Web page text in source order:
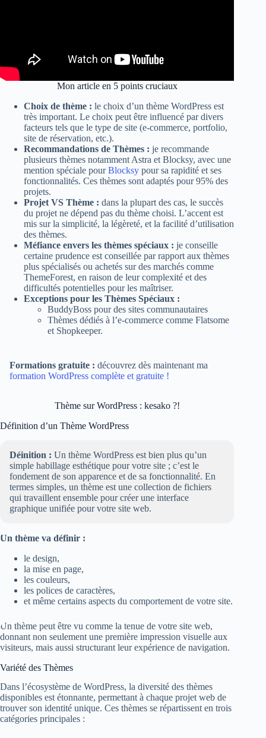
Mon article en 5 points cruciaux
Choix de thème : le choix d’un thème WordPress est
très important. Le choix peut être influencé par divers
facteurs tels que le type de site (e-commerce, portfolio,
site de réservation, etc.).
Recommandations de Thèmes : je recommande
plusieurs thèmes notamment Astra et Blocksy, avec une
mention spéciale pourBlocksy pour sa rapidité et ses
fonctionnalités. Ces thèmes sont adaptés pour 95% des
projets.
Projet VS Thème : dans la plupart des cas, le succès
du projet ne dépend pas du thème choisi. L’accent est
mis sur la simplicité, la légèreté, et la facilité d’utilisation
des thèmes.
Méfiance envers les thèmes spéciaux : je conseille
certaine prudence est conseillée par rapport aux thèmes
plus spécialisés ou achetés sur des marchés comme
ThemeForest, en raison de leur complexité et des
difficultés potentielles pour les maîtriser.
Exceptions pour les Thèmes Spéciaux :
BuddyBoss pour des sites communautaires
Thèmes dédiés à l’e-commerce comme Flatsome
et Shopkeeper.
Formations gratuite : découvrez dès maintenant ma
formation WordPress complète et gratuite !
Thème sur WordPress : kesako ?!
Définition d’un Thème WordPress
Déinition : Un thème WordPress est bien plus qu’un
simple habillage esthétique pour votre site ; c’est le
fondement de son apparence et de sa fonctionnalité. En
termes simples, un thème est une collection de fichiers
qui travaillent ensemble pour créer une interface
graphique unifiée pour votre site web.
Un thème va définir :
le design,
la mise en page,
les couleurs,
les polices de caractères,
et même certains aspects du comportement de votre site.
Un thème peut être vu comme la tenue de votre site web,
donnant non seulement une première impression visuelle aux
visiteurs, mais aussi structurant leur expérience de navigation.
Variété des Thèmes
Dans l’écosystème de WordPress, la diversité des thèmes
disponibles est étonnante, permettant à chaque projet web de
trouver son identité unique. Ces thèmes se répartissent en trois
catégories principales :